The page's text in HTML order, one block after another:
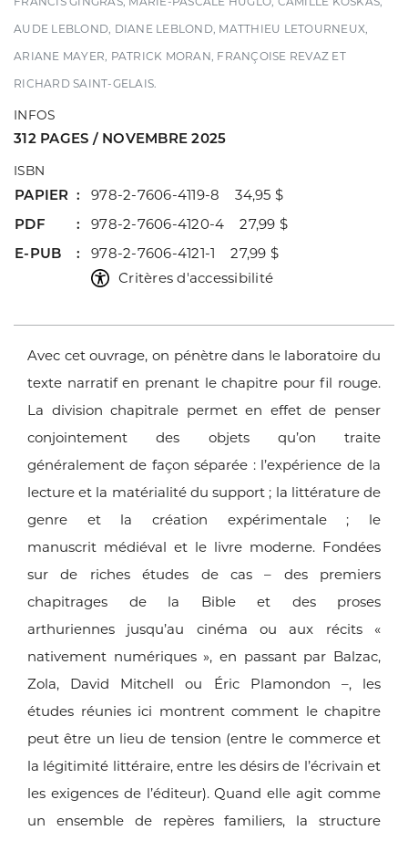
AUDE LEBLOND, DIANE LEBLOND, MATTHIEU LETOURNEUX,
ARIANE MAYER, PATRICK MORAN, FRANÇOISE REVAZ ET
RICHARD SAINT-GELAIS.
INFOS
312 PAGES / NOVEMBRE 2025
ISBN
PAPIER
978-2-7606-4119-8 34,95 $
PDF
978-2-7606-4120-4 27,99 $
E-PUB
978-2-7606-4121-1 27,99 $
Critères d'accessibilité
Avec cet ouvrage, on pénètre dans le laboratoire du
texte narratif en prenant le chapitre pour fil rouge.
La division chapitrale permeten effet de penser
conjointement des objets qu’on traite
généralementde façon séparée : l’expérience de la
lecture et la matérialité du support ; la littérature de
genre et la création expérimentale ; le
manuscrit médiéval et le livre moderne. Fondées
sur de riches études de cas – des premiers
chapitrages de la Bible et des proses
arthuriennes jusqu’au cinéma ou aux récits «
nativement numériques », en passant par Balzac,
Zola, David Mitchell ou Éric Plamondon –, les
études réunies ici montrent comment le chapitre
peut être un lieu de tension (entre le commerce et
la légitimité littéraire, entre les désirs de l’écrivain et
les exigences de l’éditeur). Quand elle agit comme
un ensemble de repères familiers, la structure